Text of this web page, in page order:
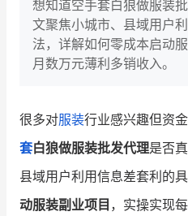
增长产品指南
智库
行业洞察
品牌消费观
想知道空手套白狼做服装
文聚焦小城市、县域用户
法，详解如何零成本启动
月数万元薄利多销收入。
很多对服装行业感兴趣但资
套白狼做服装批发代理是否
县域用户利用信息差套利的
动服装副业项目 ，实操实现